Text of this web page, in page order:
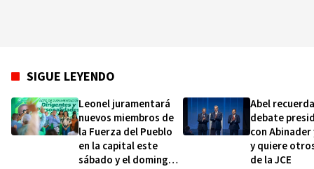
SIGUE LEYENDO
Leonel juramentará
nuevos miembros de
la Fuerza del Pueblo
en la capital este
sábado y el domingo
Abel
debate
con Abinader
y quiere
de la JCE